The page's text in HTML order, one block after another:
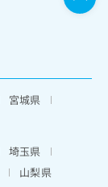
宮城県
埼玉県
山梨県